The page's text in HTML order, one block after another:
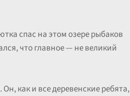
спас на этом озере рыбаков
что главное — не великий
как и все деревенские ребята,